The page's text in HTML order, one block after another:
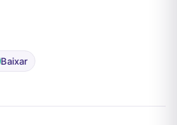
Baixar